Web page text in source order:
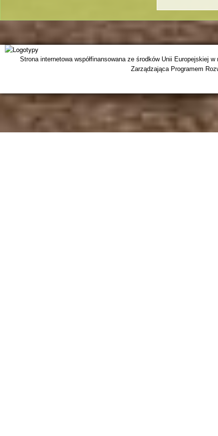
Strona internetowa współfinansowana ze środków Unii Europejskiej
Zarządzająca Programem